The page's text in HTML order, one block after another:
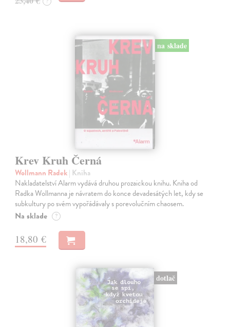
na sklade
Krev Kruh Černá
Wollmann Radek| Kniha
Nakladatelství Alarm vydává druhou prozaickou knihu. Kniha od
Radka Wollmanna je návratem do konce devadesátých let, kdy se
subkultury po svém vypořádávaly s porevolučním chaosem.
Na sklade ?
18,80 €
dotlač